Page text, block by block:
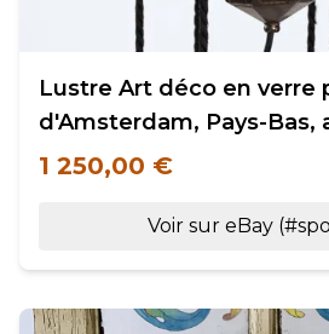
Lustre Art déco en verre
d'Amsterdam, Pays-Bas,
1 250,00 €
Voir sur eBay